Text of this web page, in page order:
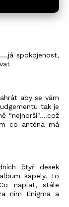
spokojenost,
aby se vám
tak je
"nejhorší"....což
co anténa má
čtyř desek
kapely. To
naplat, stále
ním Enigma a